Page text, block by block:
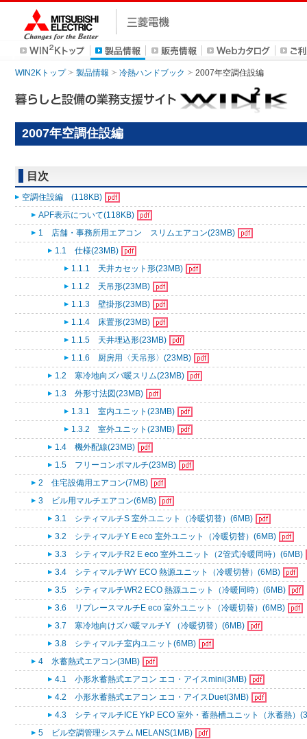
WIN2Kトップ 製品情報 冷熱ハンドブック 2007年空調住設編
2007年空調住設編
目次
空調住設編 (118KB)
APF表示について(118KB)
1 店舗・事務所用エアコン スリムエアコン(23MB)
1.1 仕様(23MB)
1.1.1 天井カセット形(23MB)
1.1.2 天吊形(23MB)
1.1.3 壁掛形(23MB)
1.1.4 床置形(23MB)
1.1.5 天井埋込形(23MB)
1.1.6 厨房用〈天吊形〉(23MB)
1.2 寒冷地向ズバ暖スリム(23MB)
1.3 外形寸法図(23MB)
1.3.1 室内ユニット(23MB)
1.3.2 室外ユニット(23MB)
1.4 機外配線(23MB)
1.5 フリーコンポマルチ(23MB)
2 住宅設備用エアコン(7MB)
3 ビル用マルチエアコン(6MB)
3.1 シティマルチS 室外ユニット（冷暖切替）(6MB)
3.2 シティマルチY E eco 室外ユニット（冷暖切替）(6MB)
3.3 シティマルチR2 E eco 室外ユニット（2管式冷暖同時）(6MB)
3.4 シティマルチWY ECO 熱源ユニット（冷暖切替）(6MB)
3.5 シティマルチWR2 ECO 熱源ユニット（冷暖同時）(6MB)
3.6 リプレースマルチE eco 室外ユニット（冷暖切替）(6MB)
3.7 寒冷地向けズバ暖マルチY （冷暖切替）(6MB)
3.8 シティマルチ室内ユニット(6MB)
4 氷蓄熱式エアコン(3MB)
4.1 小形氷蓄熱式エアコン エコ・アイスmini(3MB)
4.2 小形氷蓄熱式エアコン エコ・アイスDuet(3MB)
4.3 シティマルチICE YkP ECO 室外・蓄熱槽ユニット（氷蓄熱）
5 ビル空調管理システム MELANS(1MB)